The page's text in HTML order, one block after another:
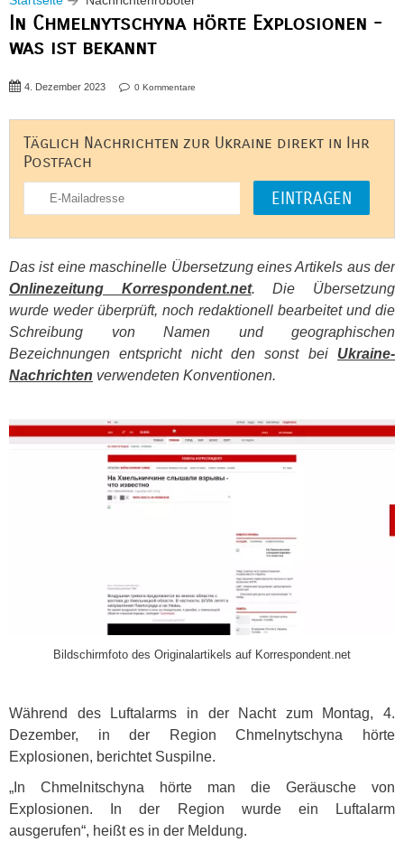
In Chmelnytschyna hörte Explosionen -
was ist bekannt
4. Dezember 2023 0 Kommentare
Täglich Nachrichten zur Ukraine direkt in Ihr
Postfach
Das ist eine maschinelle Übersetzung eines Artikels aus der
Onlinezeitung Korrespondent.net. Die Übersetzung
wurde weder überprüft, noch redaktionell bearbeitet und die
Schreibung von Namen und geographischen
Bezeichnungen entspricht nicht den sonst bei Ukraine-
Nachrichten verwendeten Konventionen.
Bildschirmfoto des Originalartikels auf Korrespondent.net
Während des Luftalarms in der Nacht zum Montag, 4.
Dezember, in der Region Chmelnytschyna hörte
Explosionen, berichtet Suspilne.
„In Chmelnitschyna hörte man die Geräusche von
Explosionen. In der Region wurde ein Luftalarm
ausgerufen“, heißt es in der Meldung.